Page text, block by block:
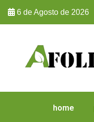
6 de Agosto de 2026
home